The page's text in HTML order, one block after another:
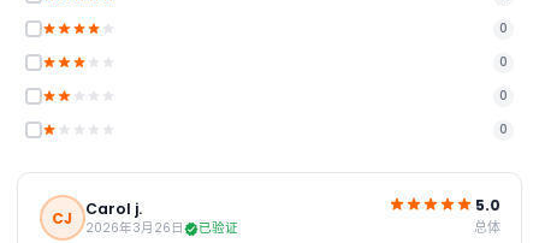
0
0
0
0
CJ Carol j.
2026年3月26日 已验证
5.0
总体